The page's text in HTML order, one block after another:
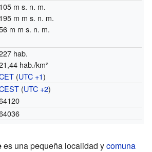
105 m s. n. m.
195 m m s. n. m.
m m s. n. m.
hab.
hab./km²
(UTC +1)
(UTC +2)
es una pequeña localidad ycomuna